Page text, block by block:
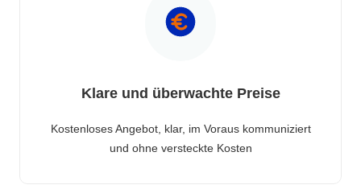
Klare und überwachte Preise
Kostenloses Angebot, klar, im Voraus kommuniziert
und ohne versteckte Kosten